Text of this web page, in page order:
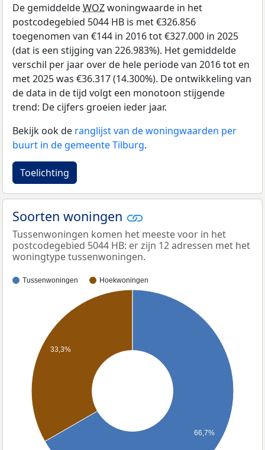
De gemiddeldeWOZwoningwaarde in het
postcodegebied 5044 HB is met €326.856
toegenomen van €144 in 2016 tot €327.000 in 2025
(dat is een stijging van 226.983%). Het gemiddelde
verschil per jaar over de hele periode van 2016 tot en
met 2025 was €36.317 (14.300%). De ontwikkeling van
de data in de tijd volgt een monotoon stijgende
trend: De cijfers groeien ieder jaar.
Bekijk ook de ranglijst van de woningwaarden per
buurt in de gemeente Tilburg.
Toelichting
Soorten woningen
Tussenwoningen komen het meeste voor in het
postcodegebied 5044 HB: er zijn 12 adressen met het
woningtype tussenwoningen.
Tussenwoningen Hoekwoningen
33,3%
66,7%